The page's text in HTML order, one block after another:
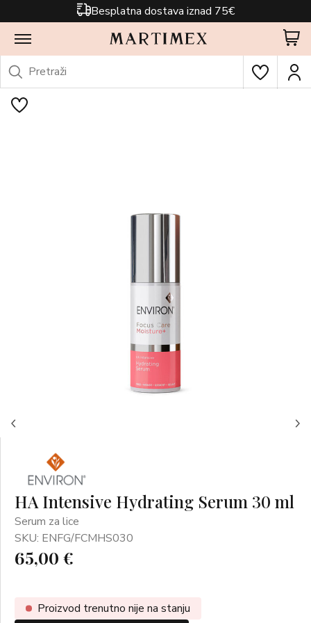
Besplatna dostava iznad 75€
HA Intensive Hydrating Serum 30 ml
Serum za lice
SKU: ENFG/FCMHS030
65,00 €
Proizvod trenutno nije na stanju